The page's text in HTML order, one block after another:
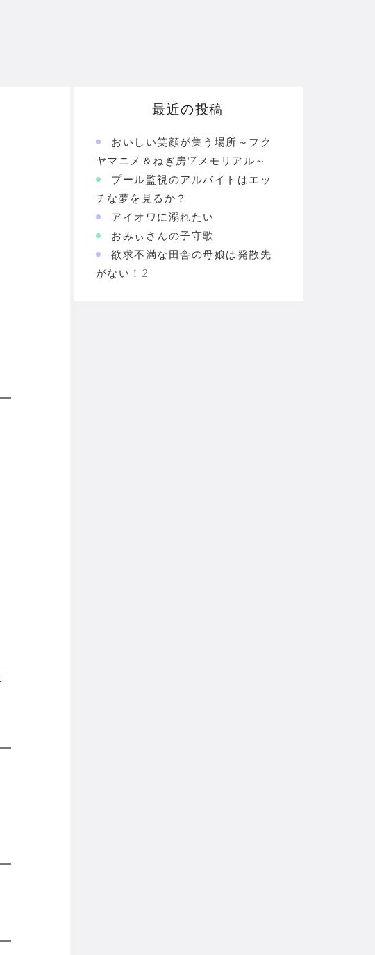
最近の投稿
おいしい笑顔が集う場所～フク
ヤマニメ＆ねぎ房'Zメモリアル～
プール監視のアルバイトはエッ
チな夢を見るか？
アイオワに溺れたい
おみぃさんの子守歌
欲求不満な田舎の母娘は発散先
がない！2